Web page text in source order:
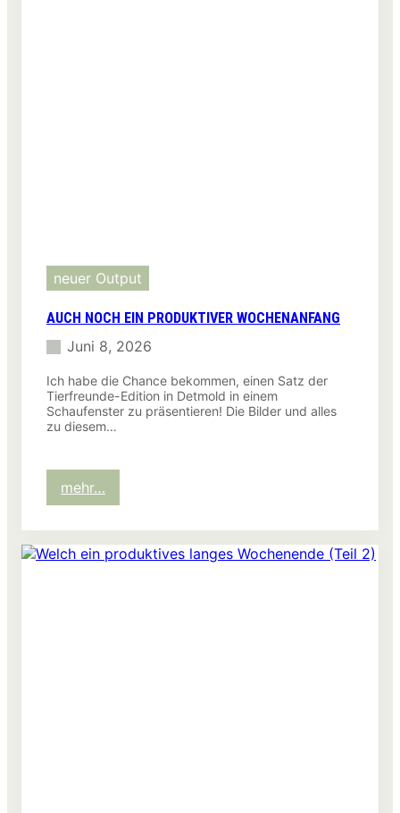
neuer Output
AUCH NOCH EIN PRODUKTIVER WOCHENANFANG
Juni 8, 2026
Ich habe die Chance bekommen, einen Satz der
Tierfreunde-Edition in Detmold in einem
Schaufenster zu präsentieren! Die Bilder und alles
zu diesem…
mehr…
Auch
produktiver